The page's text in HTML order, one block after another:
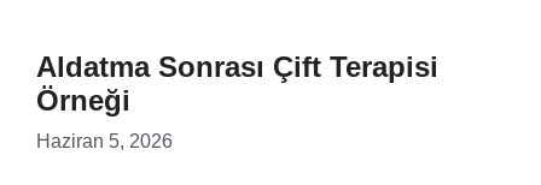
Aldatma Sonrası Çift Terapisi
Örneği
Haziran 5, 2026